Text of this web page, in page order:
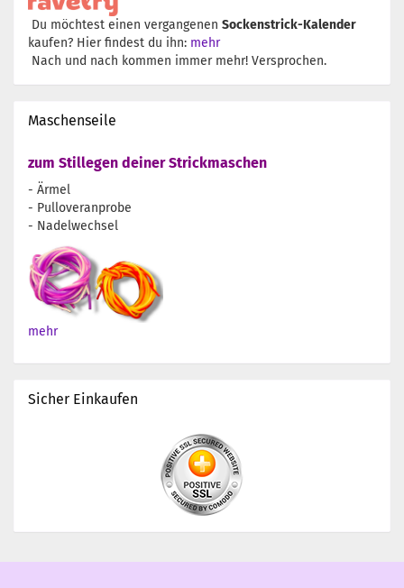
Du möchtest einen vergangenen Sockenstrick-Kalender
kaufen? Hier findest du ihn: mehr
Nach und nach kommen immer mehr! Versprochen.
Maschenseile
zum Stillegen deiner Strickmaschen
- Ärmel
- Pulloveranprobe
- Nadelwechsel
mehr
Sicher Einkaufen